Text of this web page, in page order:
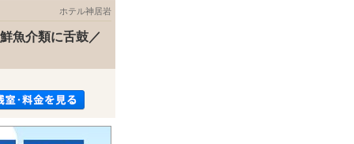
ホテル神居岩
魚介類に舌鼓／